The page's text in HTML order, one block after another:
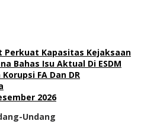
Perkuat Kapasitas Kejaksaan
Bahas Isu Aktual Di ESDM
FA Dan DR
2026
Undang